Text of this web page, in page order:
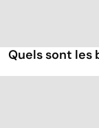
Quels sont les